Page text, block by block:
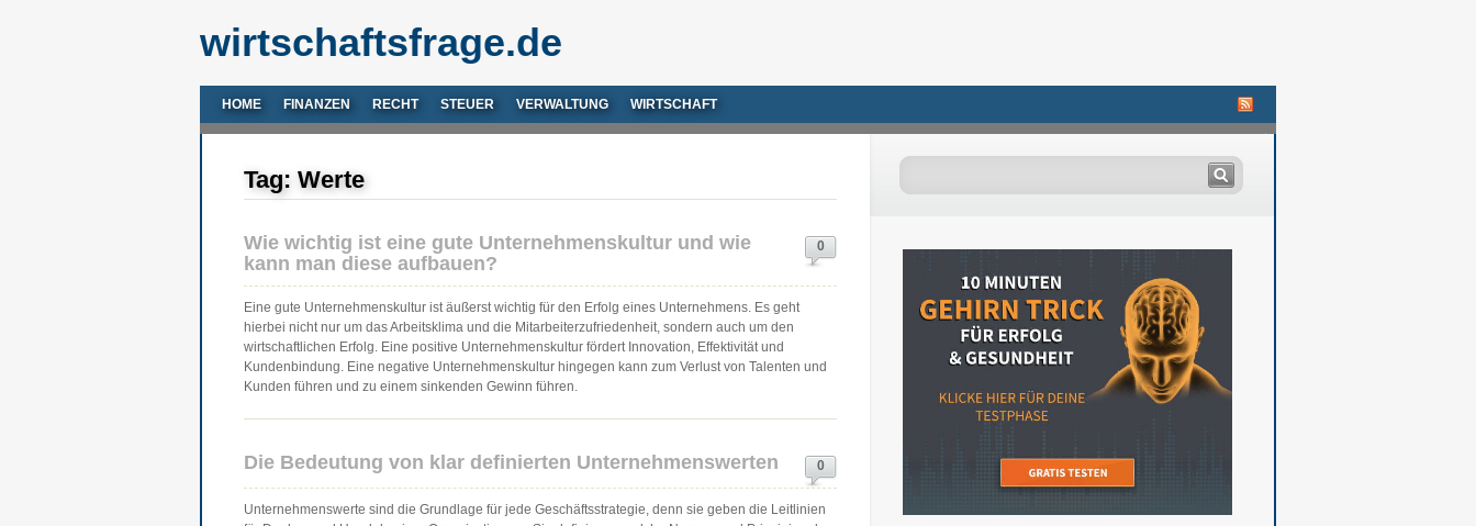
wirtschaftsfrage.de
HOME FINANZEN RECHT STEUER VERWALTUNG WIRTSCHAFT
Tag: Werte
0
Wie wichtig ist eine gute Unternehmenskultur und wie
kann man diese aufbauen?
Eine gute Unternehmenskultur ist äußerst wichtig für den Erfolg eines Unternehmens. Es geht
hierbei nicht nur um das Arbeitsklima und die Mitarbeiterzufriedenheit, sondern auch um den
wirtschaftlichen Erfolg. Eine positive Unternehmenskultur fördert Innovation, Effektivität und
Kundenbindung. Eine negative Unternehmenskultur hingegen kann zum Verlust von Talenten und
Kunden führen und zu einem sinkenden Gewinn führen.
0
Die Bedeutung von klar definierten Unternehmenswerten
Unternehmenswerte sind die Grundlage für jede Geschäftsstrategie, denn sie geben die Leitlinien